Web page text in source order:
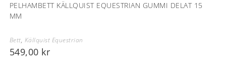
PELHAMBETT KÄLLQUIST EQUESTRIAN GUMMI DELAT 15
MM
Bett, Källquist Equestrian
549,00 kr